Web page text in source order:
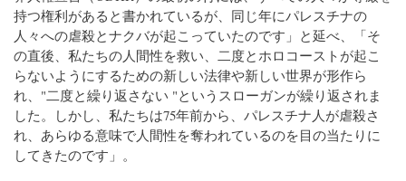
持つ権利があると書かれているが、同じ年にパレスチナの
人々への虐殺とナクバが起こっていたのです」と延べ、「そ
の直後、私たちの人間性を救い、二度とホロコーストが起こ
らないようにするための新しい法律や新しい世界が形作ら
れ、"二度と繰り返さない "というスローガンが繰り返されま
した。しかし、私たちは75年前から、パレスチナ人が虐殺さ
れ、あらゆる意味で人間性を奪われているのを目の当たりに
してきたのです」。